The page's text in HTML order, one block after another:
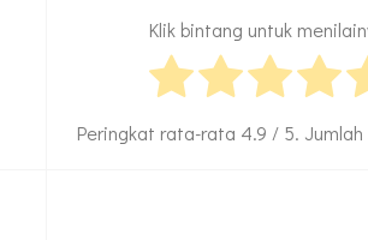
Klik bintang untuk
Peringkat rata-rata 4.9 / 5. Jumlah